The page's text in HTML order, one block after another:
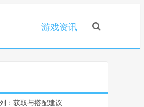
游戏资讯
：获取与搭配建议